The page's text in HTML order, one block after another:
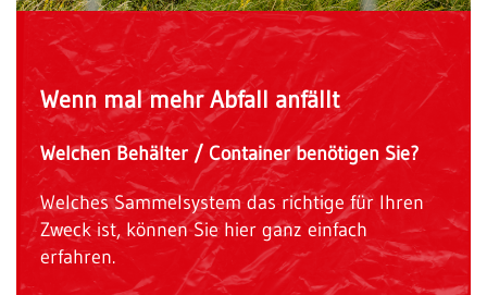
Wenn mal mehr Abfall anfällt
Welchen Behälter / Container benötigen Sie?
Welches Sammelsystem das richtige für Ihren
Zweck ist, können Sie hier ganz einfach
erfahren.